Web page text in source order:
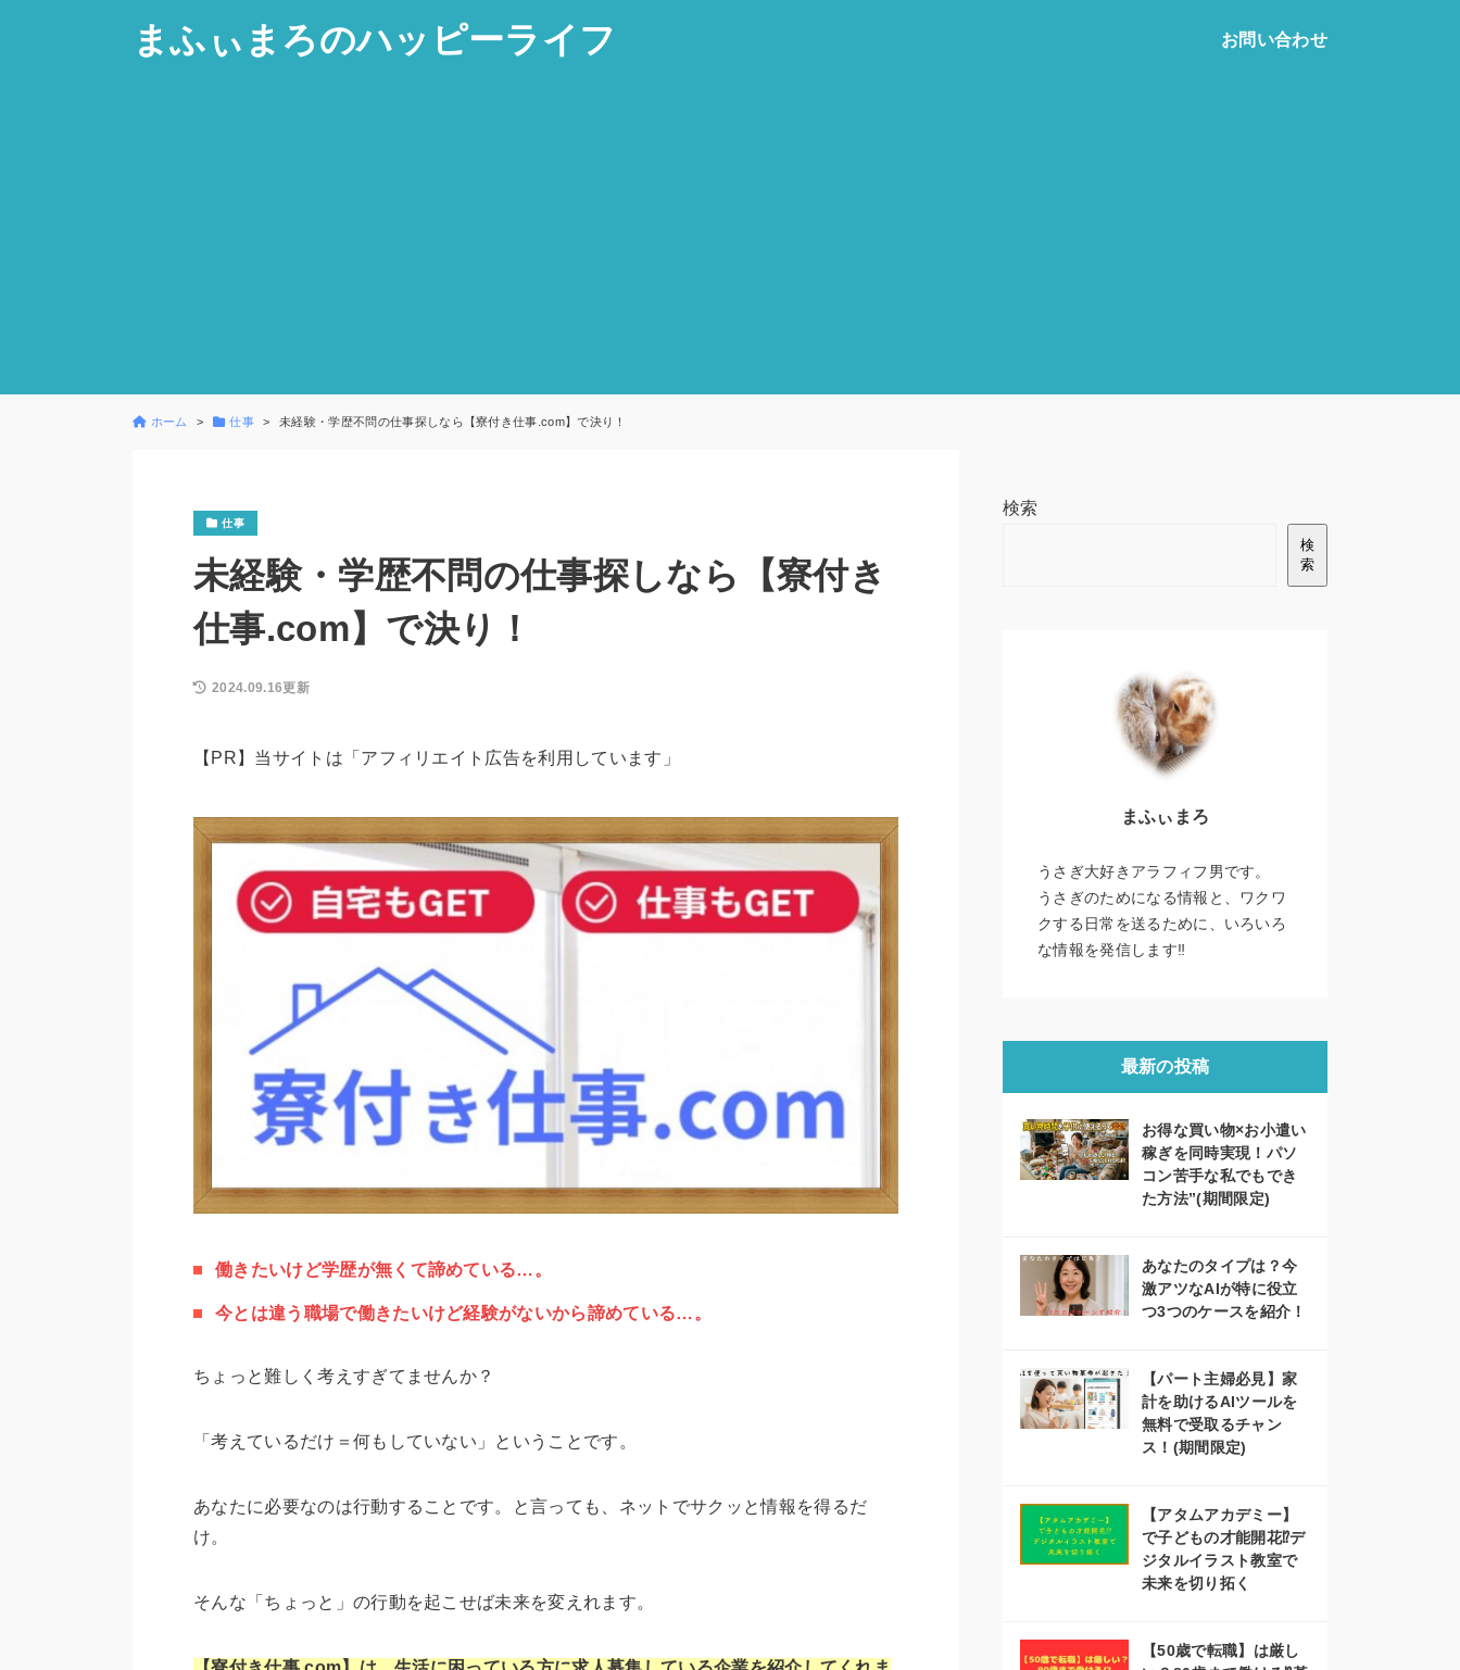
まふぃまろのハッピーライフ お問い合わせ
ホーム 仕事 未経験・学歴不問の仕事探しなら【寮付き仕事.com】で決り！
仕事
未経験・学歴不問の仕事探しなら【寮付き
仕事.com】で決り！
2024.09.16更新
【PR】当サイトは「アフィリエイト広告を利用しています」
働きたいけど学歴が無くて諦めている…。
今とは違う職場で働きたいけど経験がないから諦めている…。
ちょっと難しく考えすぎてませんか？
「考えているだけ＝何もしていない」ということです。
あなたに必要なのは行動することです。と言っても、ネットでサクッと情報を得るだ
け。
そんな「ちょっと」の行動を起こせば未来を変えれます。
検索
検
索
まふぃまろ
うさぎ大好きアラフィフ男です。
うさぎのためになる情報と、ワクワ
クする日常を送るために、いろいろ
な情報を発信します‼
最新の投稿
お得な買い物×お小遣い
稼ぎを同時実現！パソ
コン苦手な私でもでき
た方法”(期間限定)
あなたのタイプは？今
激アツなAIが特に役立
つ3つのケースを紹介！
【パート主婦必見】家
計を助けるAIツールを
無料で受取るチャン
ス！(期間限定)
【アタムアカデミー】
で子どもの才能開花⁉デ
ジタルイラスト教室で
未来を切り拓く
【50歳で転職】は厳し